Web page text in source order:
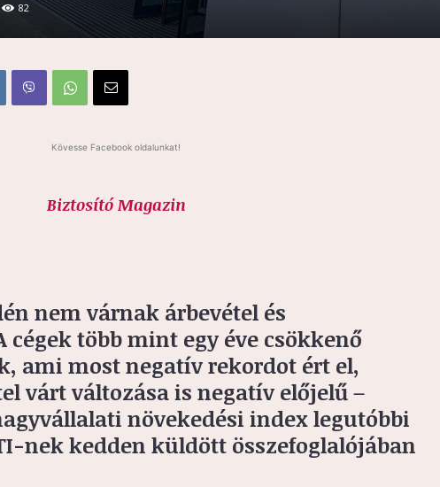
82
Kövesse Facebook oldalunkat!
Biztosító Magazin
nem várnak árbevétel és
cégek több mint egy éve csökkenő
ami most negatív rekordot ért el,
várt változása is negatív előjelű –
növekedési index legutóbbi
nek kedden küldött összefoglalójában